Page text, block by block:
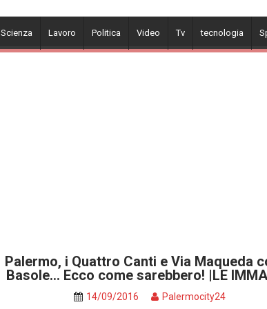
Lavoro Politica Video Tv tecnologia
Palermo, i Quattro Canti e Via Maqueda
Basole… Ecco come sarebbero! |LE
14/09/2016 Palermocity24